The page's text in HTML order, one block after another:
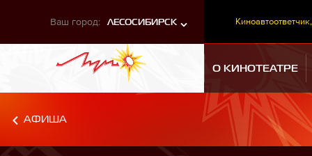
Ваш город: ЛЕСОСИБИРСК Киноавтоответчик,
О КИНОТЕАТРЕ
АФИША